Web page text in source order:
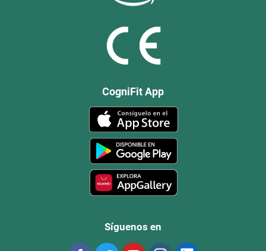
CogniFit App
Síguenos en